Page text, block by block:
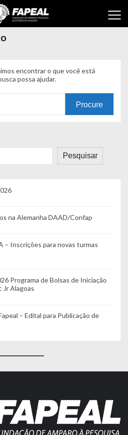
encontrar o que você está
possa ajudar.
Pesquisar
na Alemanha DAAD/Confap
– Inscrições para novas turmas
Programa de Bolsas de Iniciação
Jr Alagoas
– Edital para Publicação de